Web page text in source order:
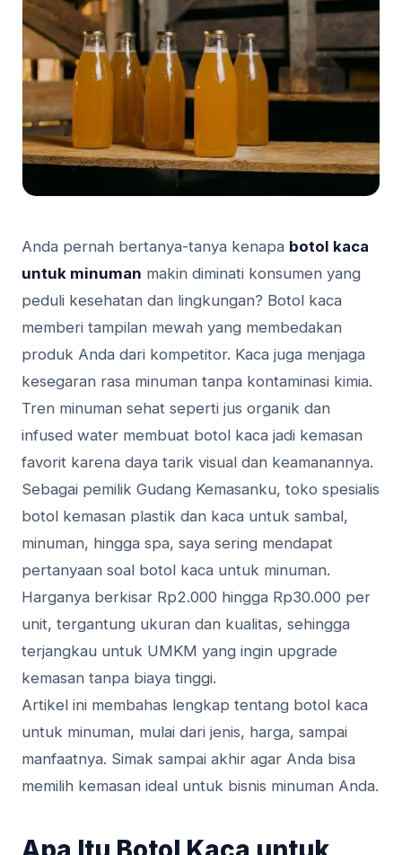
Anda pernah bertanya-tanya kenapa botol kaca
untuk minuman makin diminati konsumen yang
peduli kesehatan dan lingkungan? Botol kaca
memberi tampilan mewah yang membedakan
produk Anda dari kompetitor. Kaca juga menjaga
kesegaran rasa minuman tanpa kontaminasi kimia.
Tren minuman sehat seperti jus organik dan
infused water membuat botol kaca jadi kemasan
favorit karena daya tarik visual dan keamanannya.
Sebagai pemilik Gudang Kemasanku, toko spesialis
botol kemasan plastik dan kaca untuk sambal,
minuman, hingga spa, saya sering mendapat
pertanyaan soal botol kaca untuk minuman.
Harganya berkisar Rp2.000 hingga Rp30.000 per
unit, tergantung ukuran dan kualitas, sehingga
terjangkau untuk UMKM yang ingin upgrade
kemasan tanpa biaya tinggi.
Artikel ini membahas lengkap tentang botol kaca
untuk minuman, mulai dari jenis, harga, sampai
manfaatnya. Simak sampai akhir agar Anda bisa
memilih kemasan ideal untuk bisnis minuman Anda.